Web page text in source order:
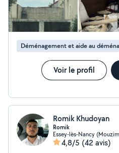
Déménagement et aide au
Voir le profil
Romik Khudoyan
Romik
Essey-lès-Nancy
4,8/5 (42 avis)